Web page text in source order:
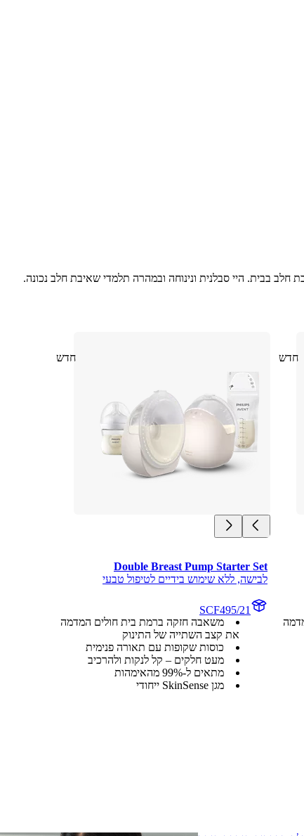
בבית. היי סבלנית ונינוחה ובמהרה תלמדי שאיבת חלב נכונה.
חדש חדש
Double Breast Pump Starter Set
לבישה, ללא שימוש בידיים לטיפול טבעי
SCF495/21
משאבה חזקה ברמת בית חולים המדמה
את קצב השתייה של התינוק
כוסות שקופות עם תאורה פנימית
מעט חלקים – קל לנקות ולהרכיב
מתאים ל-99% מהאימהות
מגן SkinSense ייחודי